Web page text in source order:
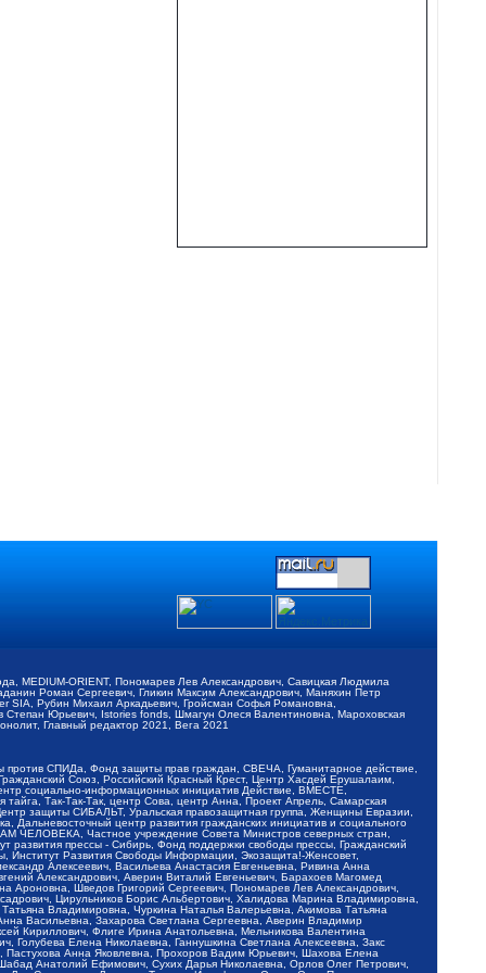
MEDIUM-ORIENT, Пономарев Лев Александрович, Савицкая Людмила
Роман Сергеевич, Гликин Максим Александрович, Маняхин Петр
Рубин Михаил Аркадьевич, Гройсман Софья Романовна,
Юрьевич, Istories fonds, Шмагун Олеся Валентиновна, Мароховская
Главный редактор 2021, Вега 2021
СПИДа, Фонд защиты прав граждан, СВЕЧА, Гуманитарное действие,
Союз, Российский Красный Крест, Центр Хасдей Ерушалаим,
социально-информационных инициатив Действие, ВМЕСТЕ,
Так-Так-Так, центр Сова, центр Анна, Проект Апрель, Самарская
защиты СИБАЛЬТ, Уральская правозащитная группа, Женщины Евразии,
Дальневосточный центр развития гражданских инициатив и социального
ЧЕЛОВЕКА, Частное учреждение Совета Министров северных стран,
прессы - Сибирь, Фонд поддержки свободы прессы, Гражданский
Институт Развития Свободы Информации, Экозащита!-Женсовет,
Алексеевич, Васильева Анастасия Евгеньевна, Ривина Анна
Александрович, Аверин Виталий Евгеньевич, Барахоев Магомед
Шведов Григорий Сергеевич, Пономарев Лев Александрович,
Цирульников Борис Альбертович, Халидова Марина Владимировна,
Владимировна, Чуркина Наталья Валерьевна, Акимова Татьяна
Васильевна, Захарова Светлана Сергеевна, Аверин Владимир
Кириллович, Флиге Ирина Анатольевна, Мельникова Валентина
Елена Николаевна, Ганнушкина Светлана Алексеевна, Закс
Анна Яковлевна, Прохоров Вадим Юрьевич, Шахова Елена
Анатолий Ефимович, Сухих Дарья Николаевна, Орлов Олег Петрович,